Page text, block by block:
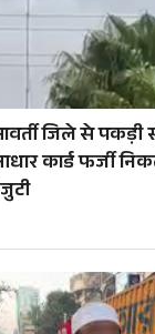
जिले से पकड़ी
कार्ड फर्जी